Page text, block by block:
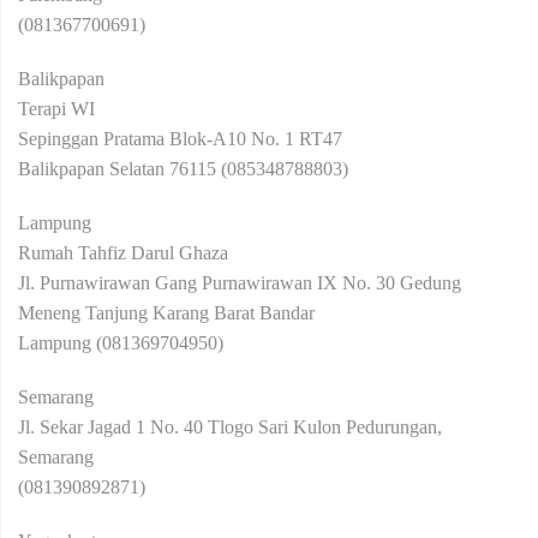
(081367700691)
Balikpapan
Terapi WI
Sepinggan Pratama Blok-A10 No. 1 RT47
Balikpapan Selatan 76115 (085348788803)
Lampung
Rumah Tahfiz Darul Ghaza
Jl. Purnawirawan Gang Purnawirawan IX No. 30 Gedung
Meneng Tanjung Karang Barat Bandar
Lampung (081369704950)
Semarang
Jl. Sekar Jagad 1 No. 40 Tlogo Sari Kulon Pedurungan,
Semarang
(081390892871)